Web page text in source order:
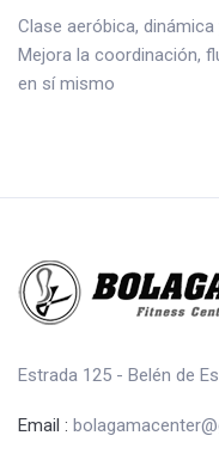
Clase aeróbica,
Mejora la coordinación,
en sí mismo
Estrada 125 - Belén de
Email :